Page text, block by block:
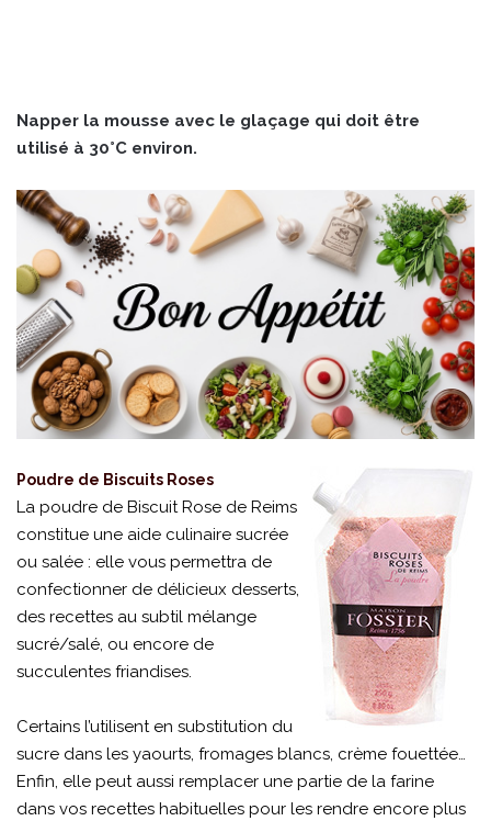
Napper la mousse avec le glaçage qui doit être
utilisé à 30°C environ.
Poudre de Biscuits Roses
La poudre de Biscuit Rose de Reims
constitue une aide culinaire sucrée
ou salée : elle vous permettra de
confectionner de délicieux desserts,
des recettes au subtil mélange
sucré/salé, ou encore de
succulentes friandises.
Certains l’utilisent en substitution du
sucre dans les yaourts, fromages blancs, crème fouettée…
Enfin, elle peut aussi remplacer une partie de la farine
dans vos recettes habituelles pour les rendre encore plus